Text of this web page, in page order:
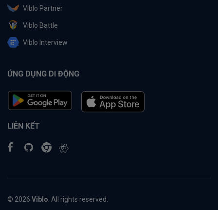
Viblo Partner
Viblo Battle
Viblo Interview
ỨNG DỤNG DI ĐỘNG
LIÊN KẾT
© 2026 Viblo . All rights reserved.